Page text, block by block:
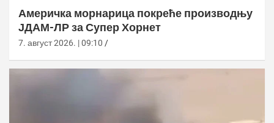
Америчка морнарица покреће производњу
ЈДАМ-ЛР за Супер Хорнет
7. август 2026. | 09:10